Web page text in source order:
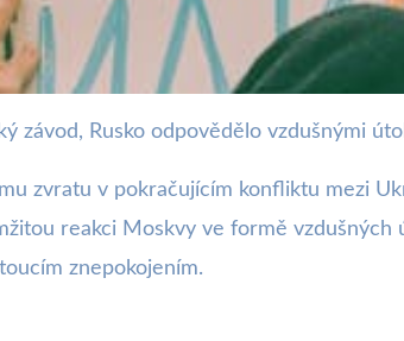
závod eskaluje
závod, Rusko odpovědělo vzdušnými
zvratu v pokračujícím konfliktu mezi
reakci Moskvy ve formě
znepokojením.